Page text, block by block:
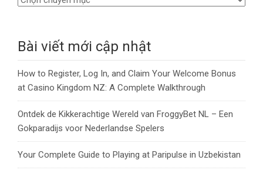
Bài viết mới cập nhật
How to Register, Log In, and Claim Your Welcome Bonus
at Casino Kingdom NZ: A Complete Walkthrough
Ontdek de Kikkerachtige Wereld van FroggyBet NL – Een
Gokparadijs voor Nederlandse Spelers
Your Complete Guide to Playing at Paripulse in Uzbekistan